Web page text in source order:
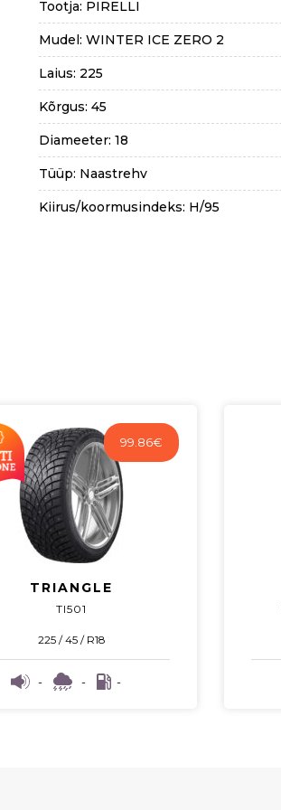
Tootja: PIRELLI
Mudel: WINTER ICE ZERO 2
Laius: 225
Kõrgus: 45
Diameeter: 18
Tüüp: Naastrehv
Kiirus/koormusindeks: H/95
99.86€
TRIANGLE
TI501
225 / 45 / R18
- - -